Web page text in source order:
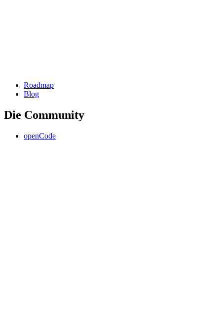
Roadmap
Blog
Die Community
openCode